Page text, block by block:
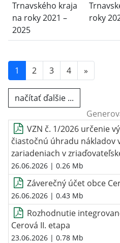
Trnavského kraja
na roky 2021 –
2025
roky
1
2 3 4 »
načítať ďalšie ...
VZN č. 1/2026 určenie
čiastočnú úhradu nákladov
zariadeniach v
26.06.2026 | 0.26 Mb
Záverečný účet obce
26.06.2026 | 0.43 Mb
Rozhodnutie
Cerová II. etapa
23.06.2026 | 0.78 Mb